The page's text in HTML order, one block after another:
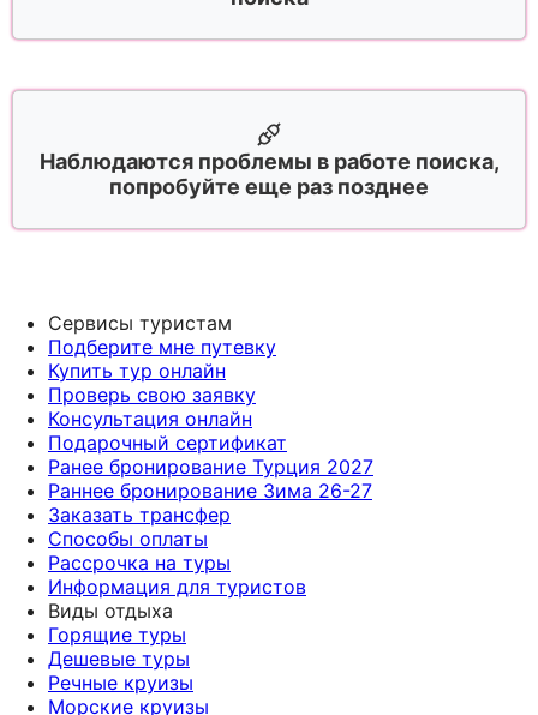
Наблюдаются проблемы в работе поиска,
попробуйте еще раз позднее
Сервисы туристам
Подберите мне путевку
Купить тур онлайн
Проверь свою заявку
Консультация онлайн
Подарочный сертификат
Ранее бронирование Турция 2027
Раннее бронирование Зима 26-27
Заказать трансфер
Способы оплаты
Рассрочка на туры
Информация для туристов
Виды отдыха
Горящие туры
Дешевые туры
Речные круизы
Морские круизы